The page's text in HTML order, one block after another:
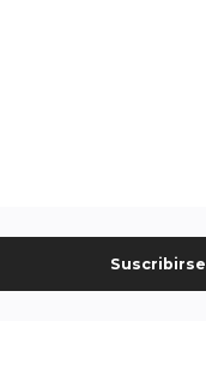
Suscribirse